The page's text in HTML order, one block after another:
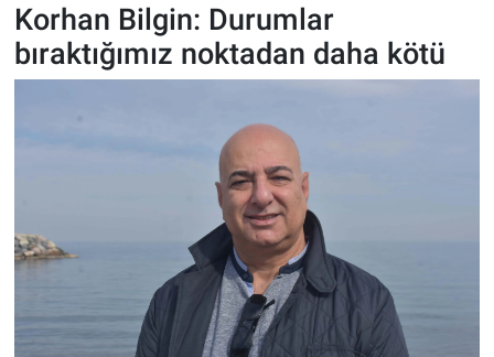
Korhan Bilgin: Durumlar
bıraktığımız noktadan daha kötü